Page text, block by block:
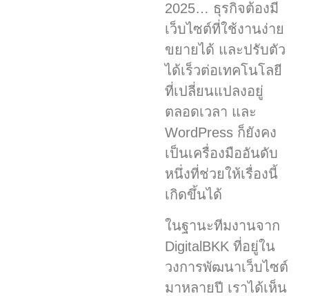
2025… ธุรกิจต้องมี
เว็บไซต์ที่ใช้งานง่าย
ขยายได้ และปรับตัว
ได้เร็วต่อเทคโนโลยี
ที่เปลี่ยนแปลงอยู่
ตลอดเวลา และ
WordPress ก็ยังคง
เป็นเครื่องมืออันดับ
หนึ่งที่ช่วยให้เรื่องนี้
เกิดขึ้นได้
ในฐานะทีมงานจาก
DigitalBKK ที่อยู่ใน
วงการพัฒนาเว็บไซต์
มาหลายปี เราได้เห็น